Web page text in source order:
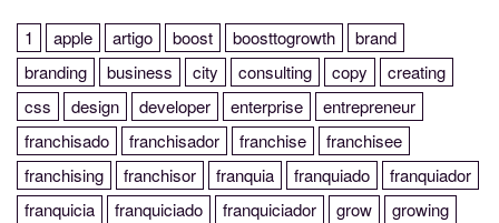
1 apple artigo boost boosttogrowth
brand
branding
business city consulting copy
creating
css
design developer enterprise
entrepreneur
franchisado
franchisador franchise
franchisee
franchising
franchisor franquia franquiado
franquiador
franquicia
franquiciado franquiciador grow growing